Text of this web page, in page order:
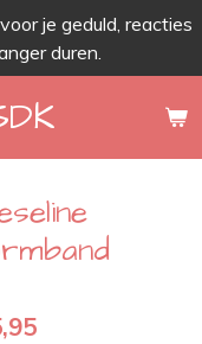
je geduld, reacties
duren.